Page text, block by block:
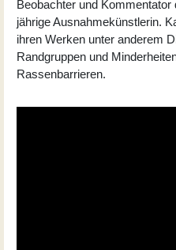
Beobachter und
jährige Ausnahmekünstlerin.
ihren Werken unter anderem
Randgruppen und
Rassenbarrieren.